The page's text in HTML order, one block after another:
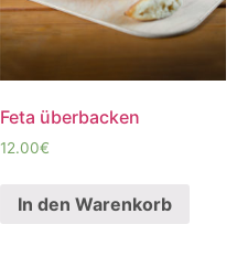
Feta überbacken
12.00€
In den Warenkorb